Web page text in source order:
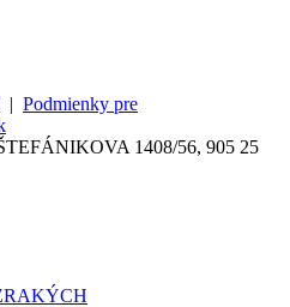
| Podmienky pre
1408/56, 905 25